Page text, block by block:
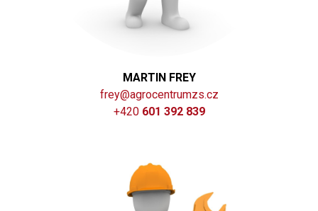
MARTIN FREY
frey@agrocentrumzs.cz
+420 601 392 839